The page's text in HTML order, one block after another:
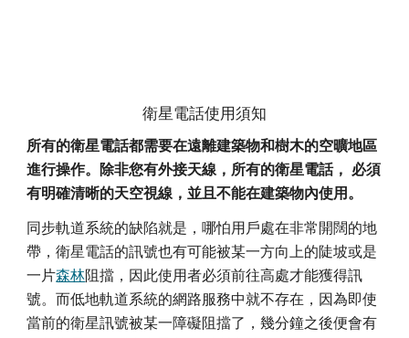
衛星電話使用須知
所有的衛星電話都需要在遠離建築物和樹木的空曠地區
進行操作。除非您有外接天線，所有的衛星電話， 必須
有明確清晰的天空視線，並且不能在建築物內使用。
同步軌道系統的缺陷就是，哪怕用戶處在非常開闊的地
帶，衛星電話的訊號也有可能被某一方向上的陡坡或是
一片森林阻擋，因此使用者必須前往高處才能獲得訊
號。而低地軌道系統的網路服務中就不存在，因為即使
當前的衛星訊號被某一障礙阻擋了，幾分鐘之後便會有